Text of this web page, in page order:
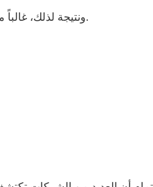
ونتيجة لذلك، غالباً ما تبدأ الشركات في إيلاء اهتمام أكبر للاتساق مما كانت عليه أثناء عملية الشراء الأولية.